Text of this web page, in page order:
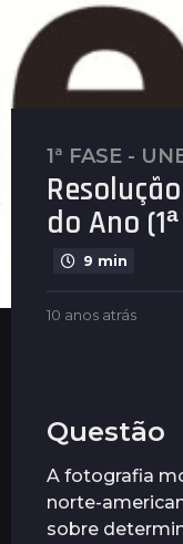
1
0
n
a
s
0
a
n
1ª FASE -
do Ano
9 min
b
m
a
ã
e
s
10 anos atrás
s
a
r
á
s
Questão
A fotografia
norte-
sobre